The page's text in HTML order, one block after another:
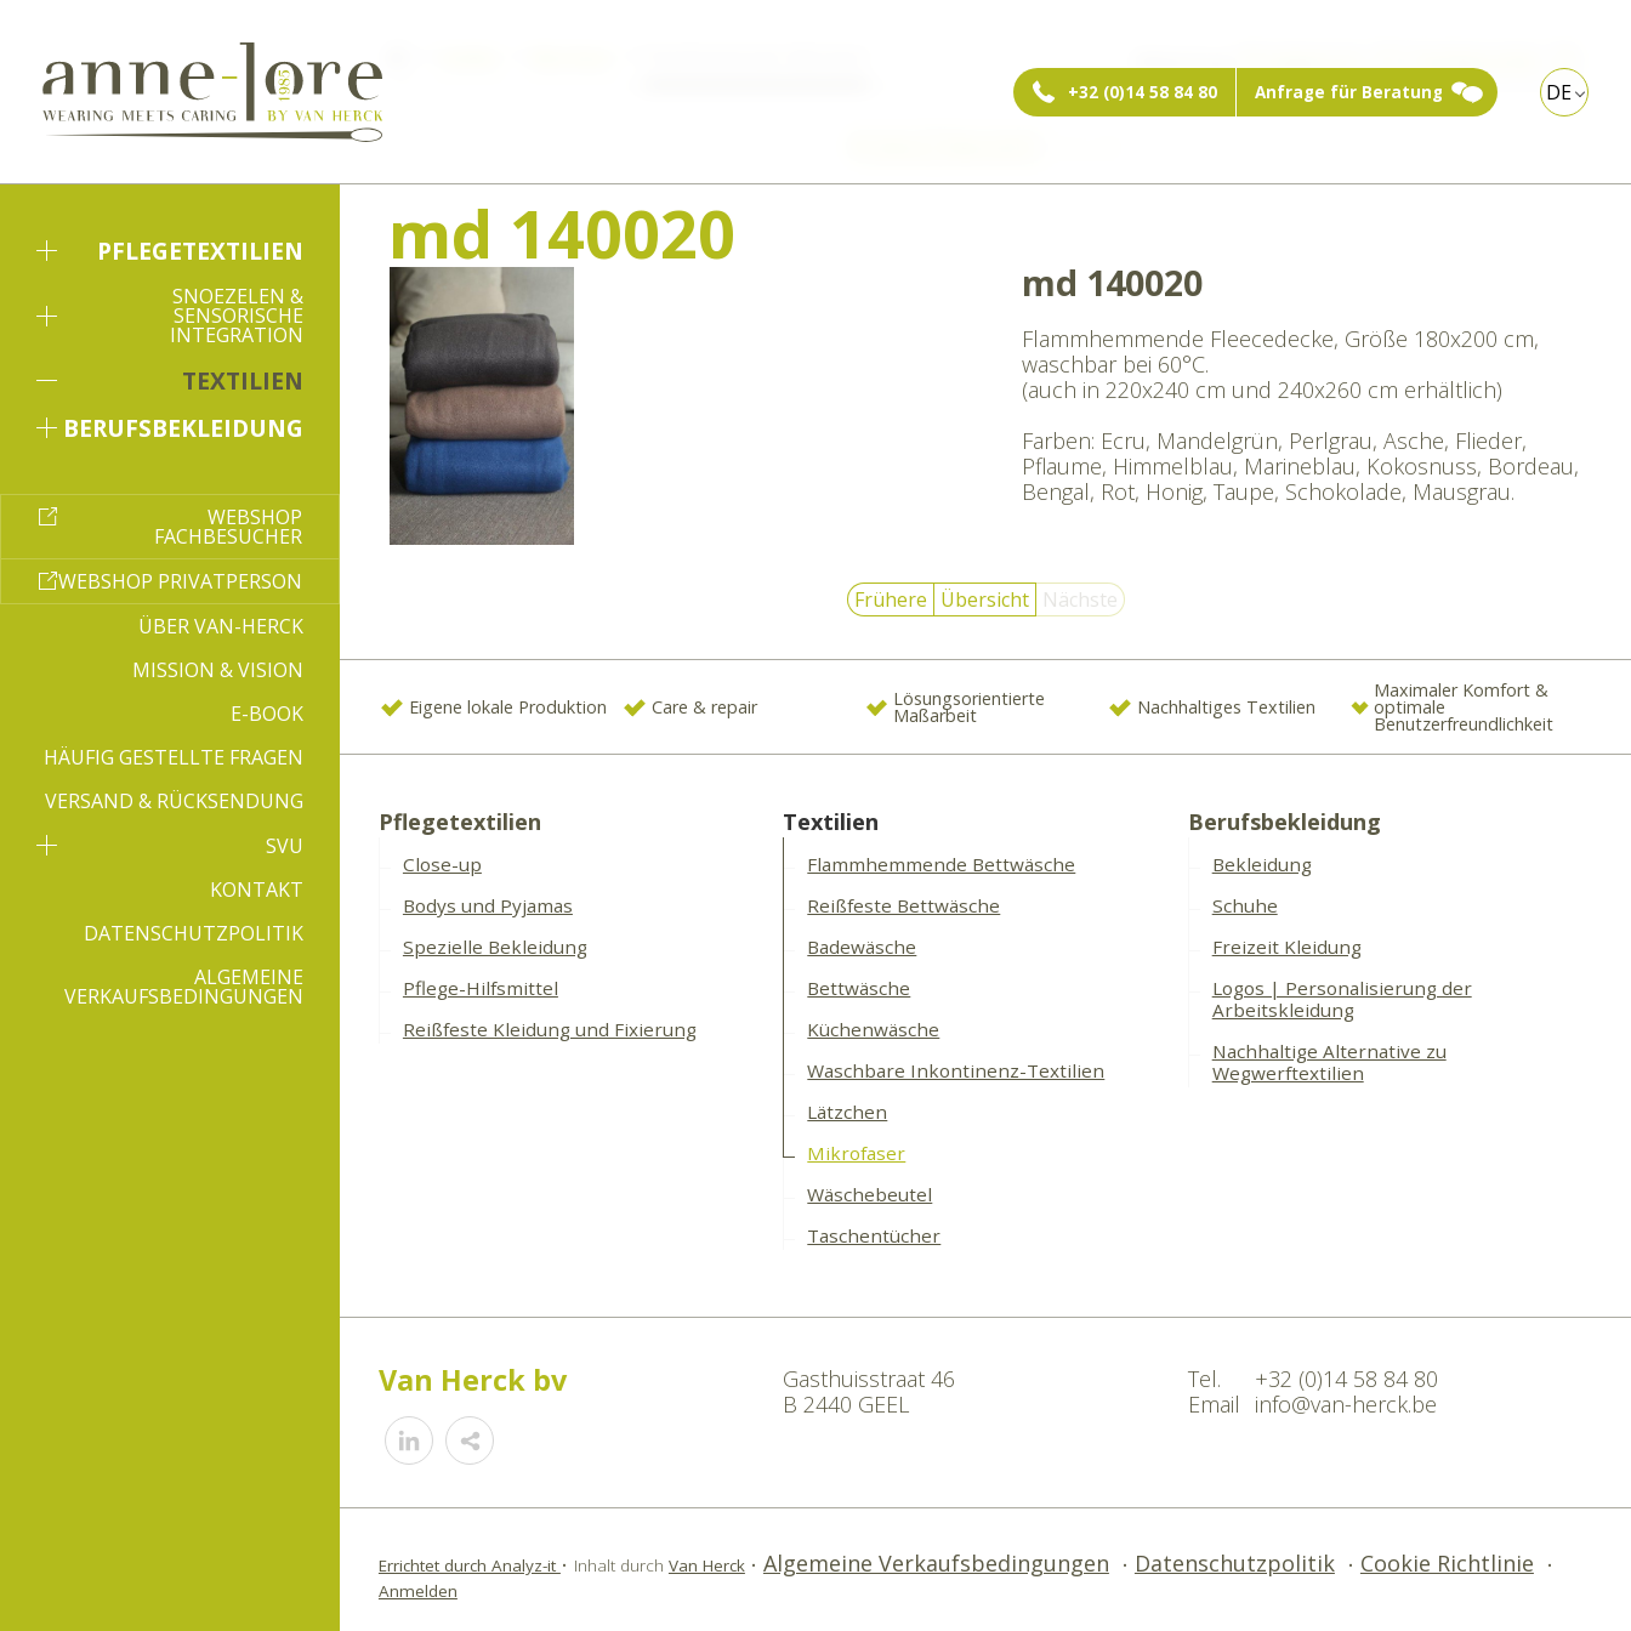
DE
+32 (0)14 58 84 80 Anfrage für Beratung
PFLEGETEXTILIEN
SNOEZELEN &
SENSORISCHE
INTEGRATION
TEXTILIEN
BERUFSBEKLEIDUNG
WEBSHOP
FACHBESUCHER
WEBSHOP PRIVATPERSON
ÜBER VAN-HERCK
MISSION & VISION
E-BOOK
HÄUFIG GESTELLTE FRAGEN
VERSAND & RÜCKSENDUNG
SVU
KONTAKT
DATENSCHUTZPOLITIK
ALGEMEINE
VERKAUFSBEDINGUNGEN
Webshop:
md 140020
md 140020
Flammhemmende Fleecedecke, Größe 180x200 cm,
waschbar bei 60°C.
(auch in 220x240 cm und 240x260 cm erhältlich)
Farben: Ecru, Mandelgrün, Perlgrau, Asche, Flieder,
Pflaume, Himmelblau, Marineblau, Kokosnuss, Bordeau,
Bengal, Rot, Honig, Taupe, Schokolade, Mausgrau.
Frühere Übersicht Nächste
Eigene lokale Produktion Care & repair Lösungsorientierte
Maßarbeit Nachhaltiges Textilien
Maximaler Komfort &
optimale
Benutzerfreundlichkeit
Pflegetextilien
Close-up
Bodys und Pyjamas
Spezielle Bekleidung
Pflege-Hilfsmittel
Reißfeste Kleidung und Fixierung
Textilien
Flammhemmende Bettwäsche
Reißfeste Bettwäsche
Badewäsche
Bettwäsche
Küchenwäsche
Waschbare Inkontinenz-Textilien
Lätzchen
Mikrofaser
Wäschebeutel
Taschentücher
Berufsbekleidung
Bekleidung
Schuhe
Freizeit Kleidung
Logos | Personalisierung der
Arbeitskleidung
Nachhaltige Alternative zu
Wegwerftextilien
Van Herck bv
Share
Gasthuisstraat 46
B 2440 GEEL
Tel.
+32 (0)14 58 84 80
Email
info@van-herck.be
Errichtet durch Analyz-it • Inhalt durch Van Herck • Algemeine Verkaufsbedingungen • Datenschutzpolitik • Cookie Richtlinie
•
Anmelden